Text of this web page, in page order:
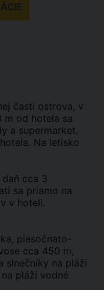
časti ostrova, v
m od hotela sa
a supermarket.
Na letisko
cca 3
sa priamo na
v hoteli.
piesočnato-
cca 450 m,
slnečníky na pláži
pláži vodné